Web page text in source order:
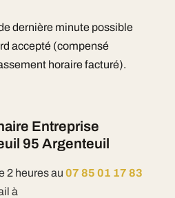
dernière minute possible
accepté (compensé
horaire facturé).
Entreprise
95 Argenteuil
2 heures au 07 85 01 17 83
à